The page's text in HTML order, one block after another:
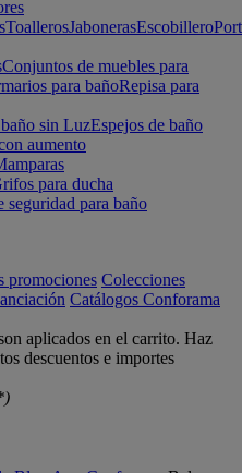
ToallerosJabonerasEscobillero
Conjuntos de muebles para
para bañoRepisa para
sin LuzEspejos de baño
aumento
para ducha
seguridad para baño
promociones Colecciones
Catálogos Conforama
aplicados en el carrito. Haz
descuentos e importes